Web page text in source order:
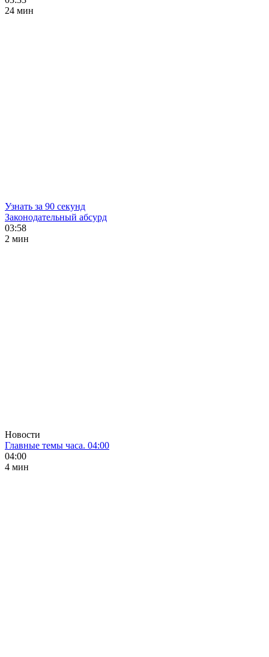
24 мин
Узнать за 90 секунд
Законодательный абсурд
03:58
2 мин
Новости
Главные темы часа. 04:00
04:00
4 мин